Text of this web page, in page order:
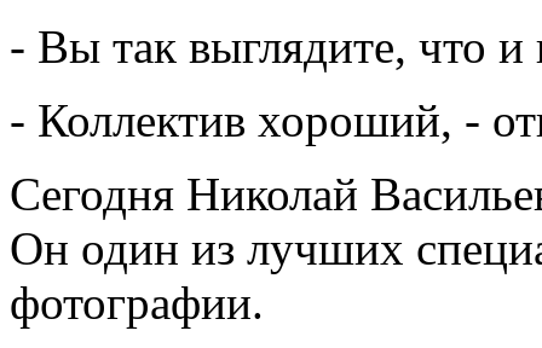
- Вы так выглядите, что и
- Коллектив хороший, -
Сегодня Николай
Он один из лучших
фотографии.